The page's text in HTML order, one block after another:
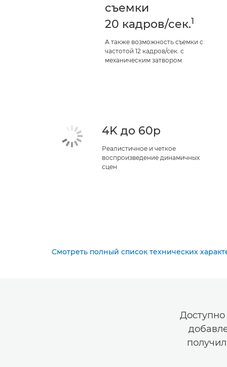
съемки
20 кадров/сек.1
А также возможность съемки с
частотой 12 кадров/сек. с
механическим затвором
4K до 60p
Реалистичное и четкое
воспроизведение динамичных
сцен
Смотреть полный список технических